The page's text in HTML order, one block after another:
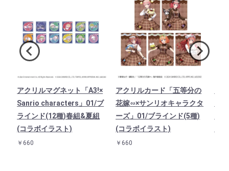
アクリルマグネット「A3!×
Sanrio characters」01/ブ
ラインド(12種)春組&夏組
(コラボイラスト)
￥660
アクリルカード「五等分の
花嫁∽×サンリオキャラクタ
ーズ」01/ブラインド(5種)
(コラボイラスト)
￥660